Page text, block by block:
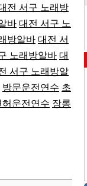
전 서구 노래방
바 대전 서구 노
방알바 대전 서
노래방알바 대
서구 노래방알
방문운전연수 초
허운전연수 장롱